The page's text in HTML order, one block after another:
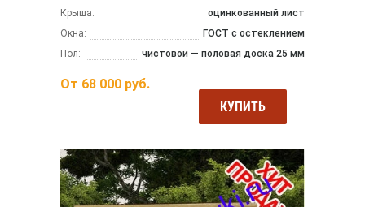
Крыша:
оцинкованный лист
Окна:
ГОСТ с остеклением
Пол:
чистовой — половая доска 25 мм
От 68 000 руб.
КУПИТЬ